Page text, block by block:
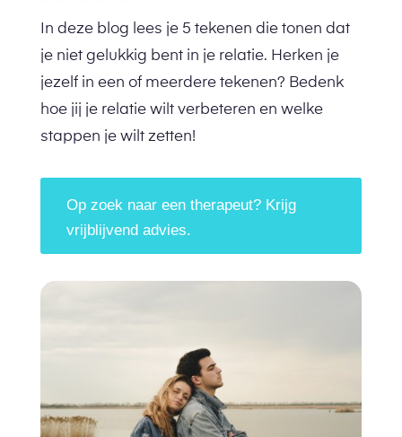
In deze blog lees je 5 tekenen die tonen dat
je niet gelukkig bent in je relatie. Herken je
jezelf in een of meerdere tekenen? Bedenk
hoe jij je relatie wilt verbeteren en welke
stappen je wilt zetten!
Op zoek naar een therapeut? Krijg
vrijblijvend advies.